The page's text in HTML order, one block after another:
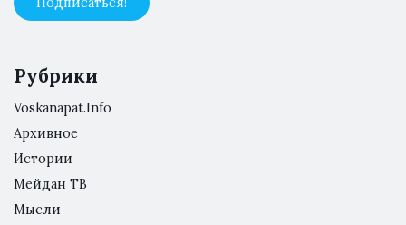
Рубрики
Voskanapat.Info
Архивное
Истории
Мейдан ТВ
Мысли